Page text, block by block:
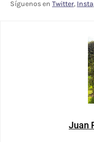
Síguenos en Twitter,
Juan